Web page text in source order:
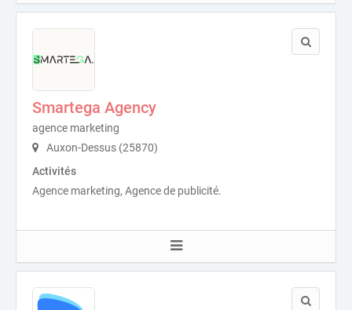
Smartega Agency
agence marketing
Auxon-Dessus (25870)
Activités
Agence marketing, Agence de publicité.